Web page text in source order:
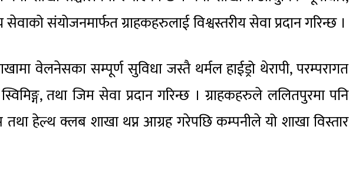
संयोजनमार्फत ग्राहकहरुलाई विश्वस्तरीय सेवा प्रदान गरिन्छ ।
वेलनेसका सम्पूर्ण सुविधा जस्तै थर्मल हाईड्रो थेरापी, परम्परागत
तथा जिम सेवा प्रदान गरिन्छ । ग्राहकहरुले ललितपुरमा पनि
हेल्थ क्लब शाखा थप्न आग्रह गरेपछि कम्पनीले यो शाखा विस्तार